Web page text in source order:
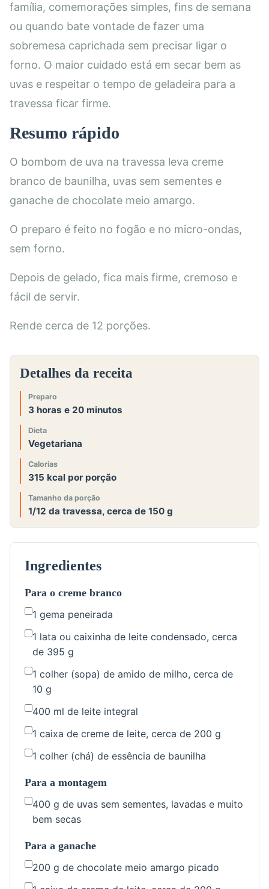
família, comemorações simples, fins de semana
ou quando bate vontade de fazer uma
sobremesa caprichada sem precisar ligar o
forno. O maior cuidado está em secar bem as
uvas e respeitar o tempo de geladeira para a
travessa ficar firme.
Resumo rápido
O bombom de uva na travessa leva creme
branco de baunilha, uvas sem sementes e
ganache de chocolate meio amargo.
O preparo é feito no fogão e no micro-ondas,
sem forno.
Depois de gelado, fica mais firme, cremoso e
fácil de servir.
Rende cerca de 12 porções.
Detalhes da receita
Preparo
3 horas e 20 minutos
Dieta
Vegetariana
Calorias
315 kcal por porção
Tamanho da porção
1/12 da travessa, cerca de 150 g
Ingredientes
Para o creme branco
1 gema peneirada
1 lata ou caixinha de leite condensado, cerca
de 395 g
1 colher (sopa) de amido de milho, cerca de
10 g
400 ml de leite integral
1 caixa de creme de leite, cerca de 200 g
1 colher (chá) de essência de baunilha
Para a montagem
400 g de uvas sem sementes, lavadas e muito
bem secas
Para a ganache
200 g de chocolate meio amargo picado